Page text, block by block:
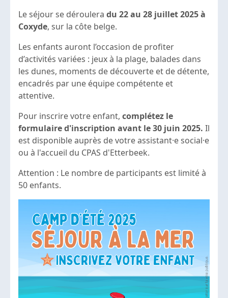
Le séjour se déroulera du 22 au 28 juillet 2025 à
Coxyde, sur la côte belge.
Les enfants auront l’occasion de profiter
d’activités variées : jeux à la plage, balades dans
les dunes, moments de découverte et de détente,
encadrés par une équipe compétente et
attentive.
Pour inscrire votre enfant, complétez le
formulaire d'inscription avant le 30 juin 2025. Il
est disponible auprès de votre assistant·e social·e
ou à l'accueil du CPAS d'Etterbeek.
Attention : Le nombre de participants est limité à
50 enfants.